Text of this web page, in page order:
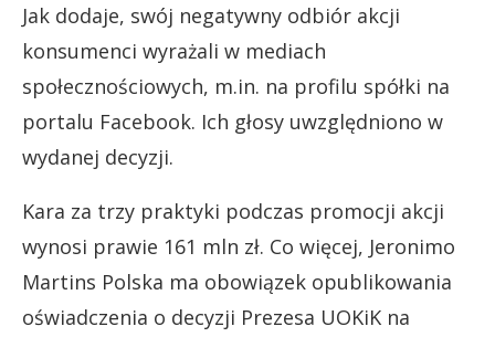
Jak dodaje, swój negatywny odbiór akcji
konsumenci wyrażali w mediach
społecznościowych, m.in. na profilu spółki na
portalu Facebook. Ich głosy uwzględniono w
wydanej decyzji.
Kara za trzy praktyki podczas promocji akcji
wynosi prawie 161 mln zł. Co więcej, Jeronimo
Martins Polska ma obowiązek opublikowania
oświadczenia o decyzji Prezesa UOKiK na